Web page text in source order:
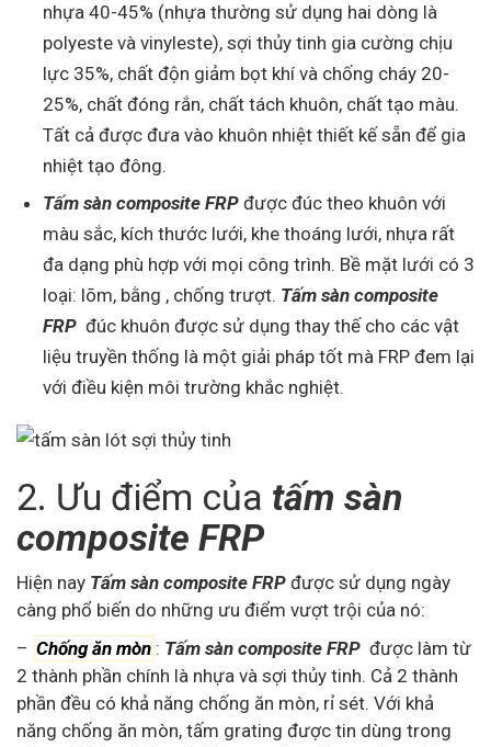
nhựa 40-45% (nhựa thường sử dụng hai dòng là
polyeste và vinyleste), sợi thủy tinh gia cường chịu
lực 35%, chất độn giảm bọt khí và chống cháy 20-
25%, chất đóng rắn, chất tách khuôn, chất tạo màu.
Tất cả được đưa vào khuôn nhiệt thiết kế sẵn để gia
nhiệt tạo đông.
Tấm sàn composite FRP được đúc theo khuôn với
màu sắc, kích thước lưới, khe thoáng lưới, nhựa rất
đa dạng phù hợp với mọi công trình. Bề mặt lưới có 3
loại: lõm, bằng , chống trượt. Tấm sàn composite
FRP đúc khuôn được sử dụng thay thế cho các vật
liệu truyền thống là một giải pháp tốt mà FRP đem lại
với điều kiện môi trường khắc nghiệt.
2. Ưu điểm của tấm sàn
composite FRP
Hiện nay Tấm sàn composite FRP được sử dụng ngày
càng phổ biến do những ưu điểm vượt trội của nó:
– Chống ăn mòn : Tấm sàn composite FRP được làm từ
2 thành phần chính là nhựa và sợi thủy tinh. Cả 2 thành
phần đều có khả năng chống ăn mòn, rỉ sét. Với khả
năng chống ăn mòn, tấm grating được tin dùng trong